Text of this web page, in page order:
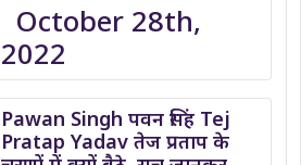
October 28th,
2022
Pawan Singh पवन सिंह Tej
Pratap Yadav तेज प्रताप के